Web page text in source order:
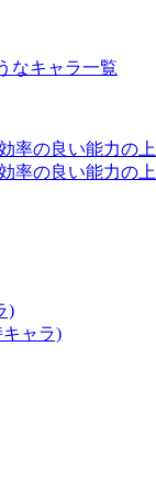
なキャラ一覧
率の良い能力の
率の良い能力の
)
ャラ)